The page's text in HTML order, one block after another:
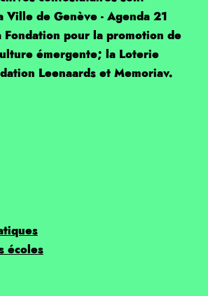
Ville de Genève - Agenda 21
pour la promotion de
émergente; la Loterie
Leenaards et Memoriav.
écoles